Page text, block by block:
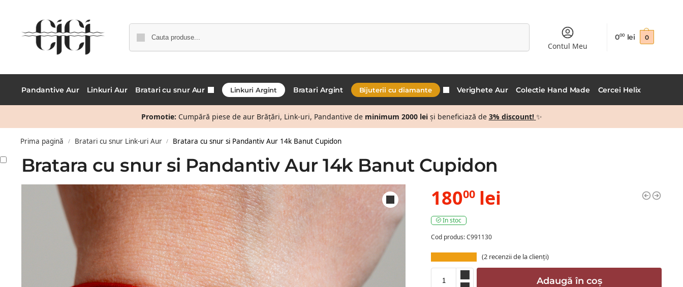
Caută
Contul Meu
000 lei 0
Pandantive Aur Linkuri Aur Bratari cu snur Aur Linkuri Argint Bratari Argint Bijuterii cu diamante Verighete Aur Colectie Hand Made Cercei Helix
Promotie: Cumpără piese de aur Brățări, Link-uri, Pandantive de minimum 2000 leiși beneficiază de 3% discount! ✨
Prima pagină / Bratari cu snur Link-uri Aur / Bratara cu snur si Pandantiv Aur 14k Banut Cupidon
Bratara cu snur si Pandantiv Aur 14k Banut Cupidon
18000 lei
In stoc
Cod produs: C991130
(2recenzii de la clienți)
Adaugă în coș